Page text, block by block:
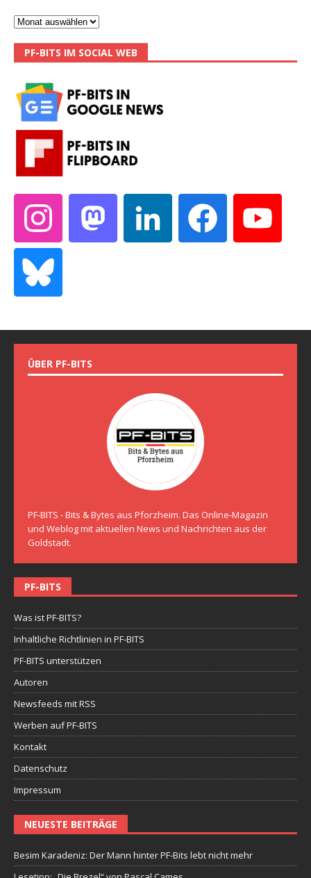
PF-BITS IM SOCIAL WEB
ÜBER PF-BITS
PF-BITS - Bits & Bytes aus Pforzheim. Das Online-Magazin
und Weblog mit aktuellen News und Nachrichten aus der
Goldstadt.
PF-BITS
Was ist PF-BITS?
Inhaltliche Richtlinien in PF-BITS
PF-BITS unterstützen
Autoren
Newsfeeds mit RSS
Werben auf PF-BITS
Kontakt
Datenschutz
Impressum
NEUESTE BEITRÄGE
Besim Karadeniz: Der Mann hinter PF-Bits lebt nicht mehr